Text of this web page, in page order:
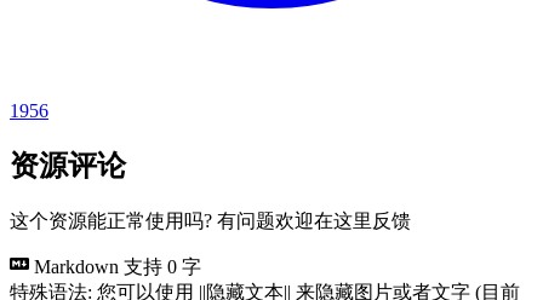
1956
资源评论
这个资源能正常使用吗? 有问题欢迎在这里反馈
Markdown 支持 0 字
特殊语法: 您可以使用 ||隐藏文本|| 来隐藏图片或者文字 (目前